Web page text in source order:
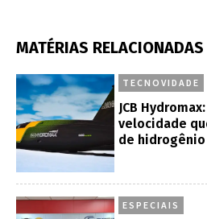
MATÉRIAS RELACIONADAS
TECNOVIDADE
JCB
velocidade
de hidrogênio
ESPECIAIS